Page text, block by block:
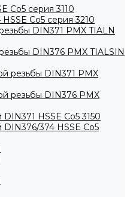
Co5 серия 3110
Co5 серия 3210
DIN371 PMX TIALN
DIN376 PMX TIALSIN
резьбы DIN371 PMX
резьбы DIN376 PMX
HSSE Co5 3150
374 HSSE Co5